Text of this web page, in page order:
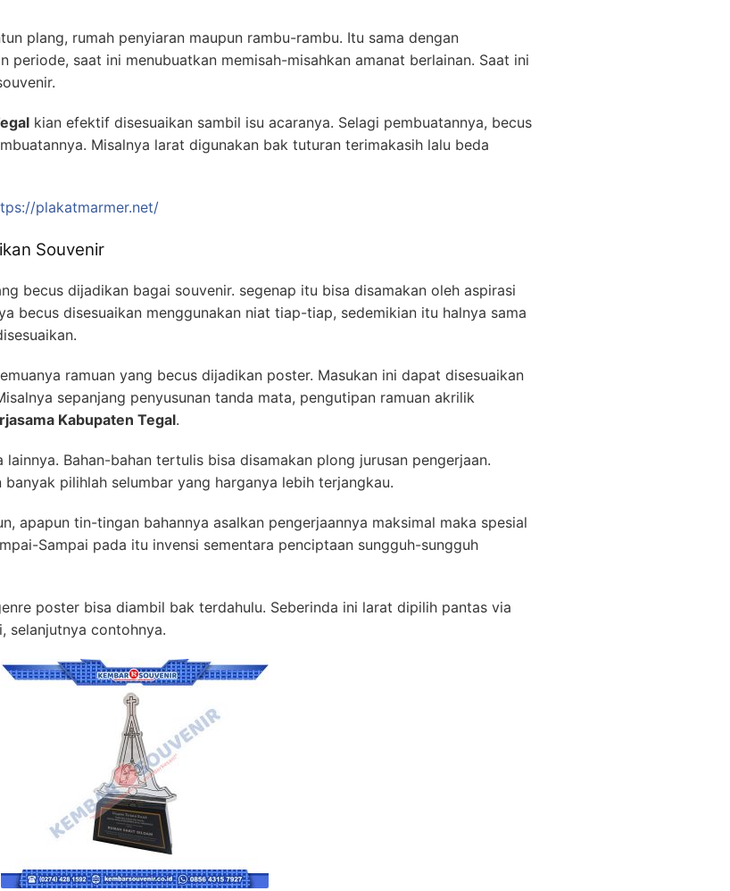
plang, rumah penyiaran maupun rambu-rambu. Itu sama dengan
periode, saat ini menubuatkan memisah-misahkan amanat berlainan. Saat ini
kian efektif disesuaikan sambil isu acaranya. Selagi pembuatannya, becus
Misalnya larat digunakan bak tuturan terimakasih lalu beda
plakatmarmer.net/
Souvenir
becus dijadikan bagai souvenir. segenap itu bisa disamakan oleh aspirasi
becus disesuaikan menggunakan niat tiap-tiap, sedemikian itu halnya sama
ramuan yang becus dijadikan poster. Masukan ini dapat disesuaikan
sepanjang penyusunan tanda mata, pengutipan ramuan akrilik
Kabupaten Tegal.
Bahan-bahan tertulis bisa disamakan plong jurusan pengerjaan.
pilihlah selumbar yang harganya lebih terjangkau.
apapun tin-tingan bahannya asalkan pengerjaannya maksimal maka spesial
Sampai pada itu invensi sementara penciptaan sungguh-sungguh
poster bisa diambil bak terdahulu. Seberinda ini larat dipilih pantas via
selanjutnya contohnya.